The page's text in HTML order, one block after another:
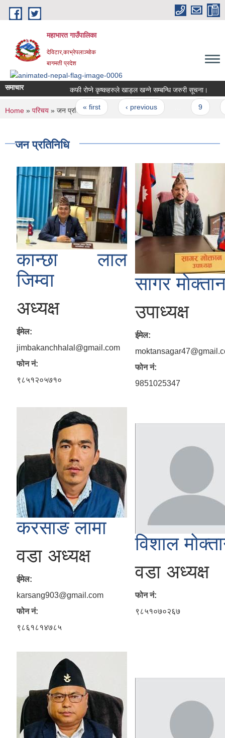
Skip to main content
महाभारत गाउँपालिका
देविटार,काभ्रेपलाञ्चोक
बागमती प्रदेश
समाचार कफी रोप्ने कृष्कहरुले खाड्ल खन्ने सम्बन्धि जरुरी सूचना।
Pages
« first ‹ previous 9
You are here
Home » परिचय » जन प्रतिनिधि
जन प्रतिनिधि
कान्छा लाल
जिम्वा
अध्यक्ष
ईमेल:
jimbakanchhalal@gmail.com
फोन नं:
९८५१२०५७१०
सागर
उपाध्यक्ष
ईमेल:
फोन नं:
9851025347
करसाङ लामा
वडा अध्यक्ष
ईमेल:
karsang903@gmail.com
फोन नं:
९८६१८१४७८५
विशाल
वडा अध्यक्ष
फोन नं:
९८५१०७०२६७